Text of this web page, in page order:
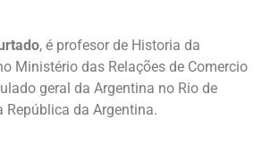
, é profesor de Historia da
Ministério das Relações de Comercio
geral da Argentina no Rio de
da Argentina.